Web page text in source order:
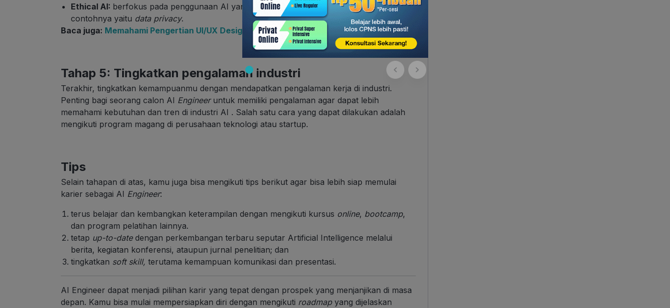
Ethical AI: berfokus pada penggunaan AI yang etis dan bertanggung jawab. Salah satu
contohnya yaitu data privacy.
Baca juga: Memahami Pengertian UI/UX Design dan Perbedaan Keduanya
Tahap 5: Tingkatkan pengalaman industri
Terakhir, tingkatkan kemampuanmu dengan mendapatkan pengalaman kerja di industri.
Penting bagi seorang calon AI Engineeruntuk memiliki pengalaman agar dapat lebih
memahami kebutuhan dan tren di industri AI . Salah satu cara yang dapat dilakukan adalah
mengikuti program magang di perusahaan teknologi atau startup.
Tips
Selain tahapan di atas, kamu juga bisa mengikuti tips berikut agar bisa lebih siap memulai
karier sebagai AI Engineer:
terus belajar dan kembangkan keterampilan dengan mengikuti kursus online, bootcamp,
dan program pelatihan lainnya.
tetap up-to-date dengan perkembangan terbaru seputar Artificial Intelligence melalui
berita, kegiatan konferensi, ataupun jurnal penelitian; dan
tingkatkan soft skill, terutama kemampuan komunikasi dan presentasi.
AI Engineer dapat menjadi pilihan karir yang tepat dengan prospek yang menjanjikan di masa
depan. Kamu bisa mulai mempersiapkan diri dengan mengikuti roadmap yang dijelaskan